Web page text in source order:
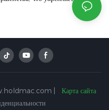
представителя китайской
производства.
|
Карта сайта